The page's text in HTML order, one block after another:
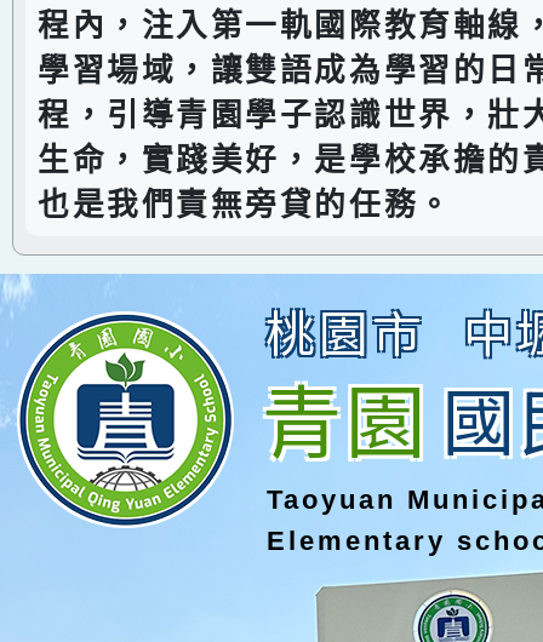
程內，注入第一軌國際教育軸線
學習場域，讓雙語成為學習的日
程，引導青園學子認識世界，壯
生命，實踐美好，是學校承擔的
也是我們責無旁貸的任務。
桃園市 中
青園國
Taoyuan
Elementary